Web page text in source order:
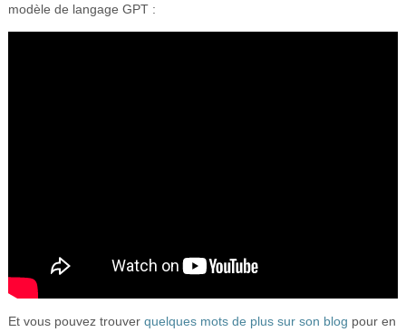
modèle de langage GPT :
Et vous pouvez trouver quelques mots de plus sur son blog pour en